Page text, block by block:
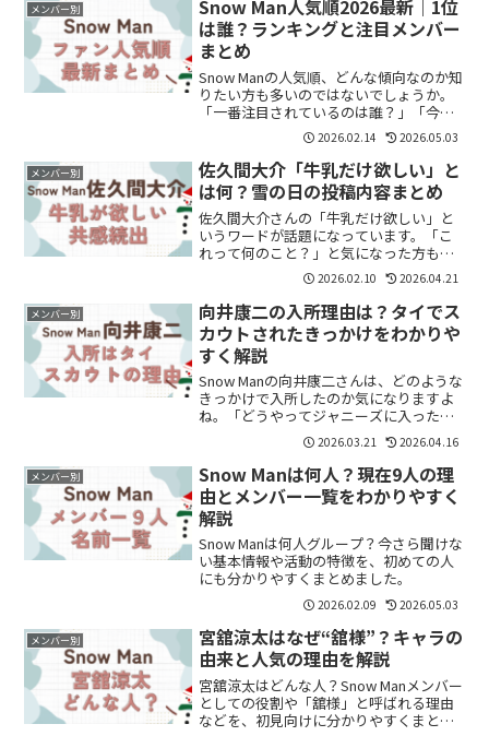
トレ好き...
メンバー別
Snow Man人気順2026最新｜1位
は誰？ランキングと注目メンバー
まとめ
Snow Manの人気順、どんな傾向なのか知
りたい方も多いのではないでしょうか。
「一番注目されているのは誰？」「今話
題になっているメンバーは？」そんな疑
問を持つ人も増えています。結論から言
うと、Snow Manは9人それぞれに強いフ
ァン層が...
2026.02.14 2026.05.03
メンバー別
佐久間大介「牛乳だけ欲しい」と
は何？雪の日の投稿内容まとめ
佐久間大介さんの「牛乳だけ欲しい」と
いうワードが話題になっています。「こ
れって何のこと？」と気になった方も多
いのではないでしょうか。結論から言う
と、雪の日に投稿されたシンプルな一言
が共感を集め、拡散されたものです。こ
の記事では、投稿内容と話...
2026.02.10 2026.04.21
メンバー別
向井康二の入所理由は？タイでス
カウトされたきっかけをわかりや
すく解説
Snow Manの向井康二さんは、どのような
きっかけで入所したのか気になりますよ
ね。「どうやってジャニーズに入った
の？」「スカウトって本当？」と疑問に
思う方も多いと思います。結論からいう
と、向井康二さんはタイでスカウトされ
たことがきっかけで...
2026.03.21 2026.04.16
メンバー別
Snow Manは何人？現在9人の理
由とメンバー一覧をわかりやすく
解説
Snow Manは何人グループ？今さら聞けな
い基本情報や活動の特徴を、初めての人
にも分かりやすくまとめました。
2026.02.09 2026.05.03
メンバー別
宮舘涼太はなぜ“舘様”？キャラの
由来と人気の理由を解説
宮舘涼太はどんな人？Snow Manメンバー
としての役割や「舘様」と呼ばれる理由
などを、初見向けに分かりやすくまとめ